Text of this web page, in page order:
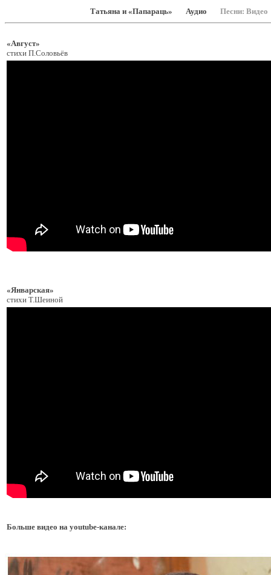
Татьяна и «Папараць» Аудио Песни: Видео
«Август»
стихи П.Соловьёв
«Январская»
стихи Т.Шеиной
Больше видео на youtube-канале: